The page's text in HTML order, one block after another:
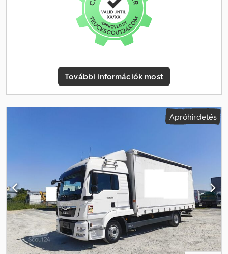
1205 / XX.kerület Nyáry P. ut 4. szám alatt található Csdpfxozf Ilio Ai
Aeha Azonnal elvihető. A kuplung, féktárcsa, fékbetét cserélve.
Első tengely, gumiabroncs csere. Hidraulika tartály csere. Tel.:
További információk most
Apróhirdetés